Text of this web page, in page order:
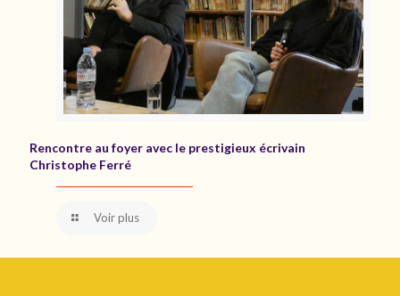
Rencontre au foyer avec le prestigieux écrivain
Christophe Ferré
Voir plus